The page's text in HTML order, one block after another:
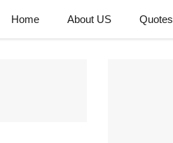
Home About US Quotes